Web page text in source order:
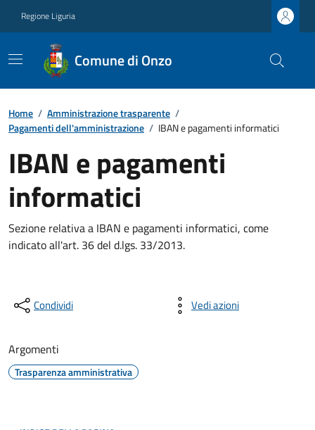
Regione Liguria
Comune di Onzo
Home / Amministrazione trasparente /
Pagamenti dell'amministrazione / IBAN e pagamenti informatici
IBAN e pagamenti
informatici
Sezione relativa a IBAN e pagamenti informatici, come
indicato all'art. 36 del d.lgs. 33/2013.
Condividi Vedi azioni
Argomenti
Trasparenza amministrativa